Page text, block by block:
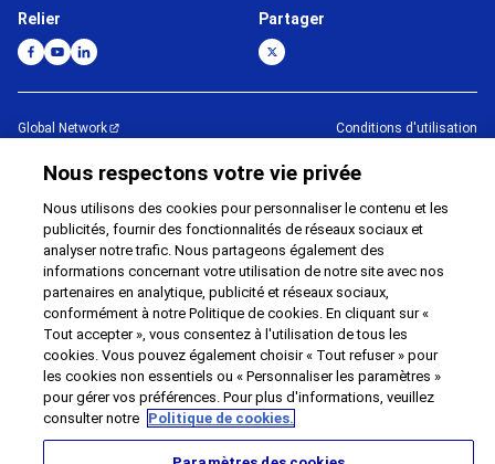
Relier Partager
Global Network
Impressum
Conditions d'utilisation
1995 -2026Brother Internationale Industriemaschinen GmbH All Rights
Reserved.
Nous respectons votre vie privée
Nous utilisons des cookies pour personnaliser le contenu et les
publicités, fournir des fonctionnalités de réseaux sociaux et
analyser notre trafic. Nous partageons également des
informations concernant votre utilisation de notre site avec nos
partenaires en analytique, publicité et réseaux sociaux,
conformément à notre Politique de cookies. En cliquant sur «
Tout accepter », vous consentez à l'utilisation de tous les
cookies. Vous pouvez également choisir « Tout refuser » pour
les cookies non essentiels ou « Personnaliser les paramètres »
pour gérer vos préférences. Pour plus d'informations, veuillez
consulter notre Politique de cookies.